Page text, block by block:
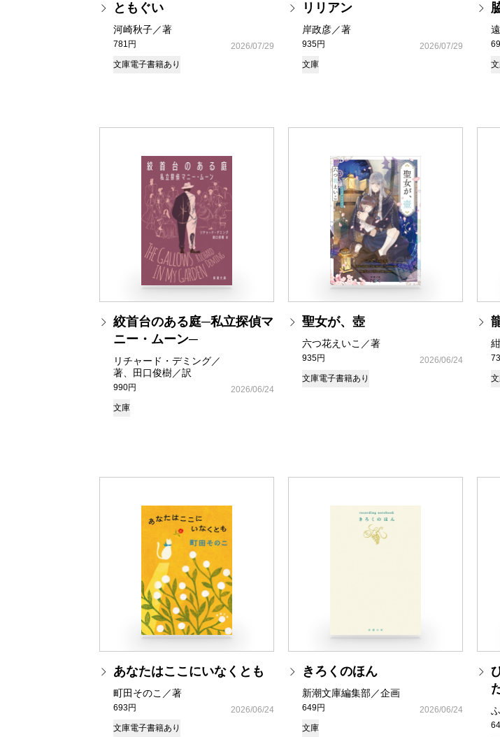
ともぐい
河崎秋子／著
781円
2026/07/29
文庫電子書籍あり
リリアン
岸政彦／著
935円
2026/07/29
文庫
絞首台のある庭─私立探偵マ
ニー・ムーン─
リチャード・デミング／
著、田口俊樹／訳
990円
2026/06/24
文庫
聖女が、壺
六つ花えいこ／著
935円
2026/06/24
文庫電子書籍あり
あなたはここにいなくとも
町田そのこ／著
693円
2026/06/24
文庫電子書籍あり
きろくのほん
新潮文庫編集部／企画
649円
2026/06/24
文庫